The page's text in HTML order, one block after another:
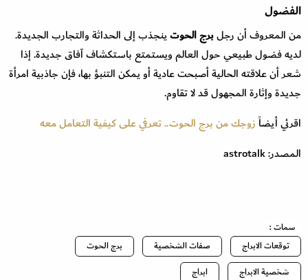
الفضول
من المعروف أن رجلبرج الحوتينجذب إلى الحداثة والتجارب الجديدة.
لديه فضول طبيعي حول العالم ويستمتع باستكشاف آفاق جديدة. إذا
شعر أن علاقته الحالية أصبحت عادية أو يمكن التنبؤ بها، فإن جاذبية امرأة
جديدة وإثارة المجهول قد لا تقاوم.
اقرئي أيضاًزوجك من برج الحوت.. تعرفي على كيفية التعامل معه
المصدر: astrotalk
سمات :
توقعات الابراج
صفات الشخصية
برج الحوت
شخصية الابراج
ابراج